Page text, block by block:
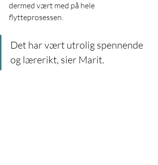
dermed vært med på hele
flytteprosessen.
Det har vært utrolig spennende
og lærerikt, sier Marit.